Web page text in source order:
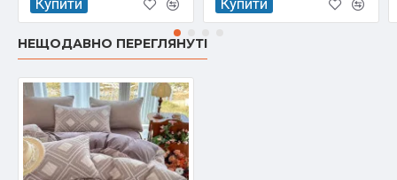
Купити Купити
НЕЩОДАВНО ПЕРЕГЛЯНУТІ